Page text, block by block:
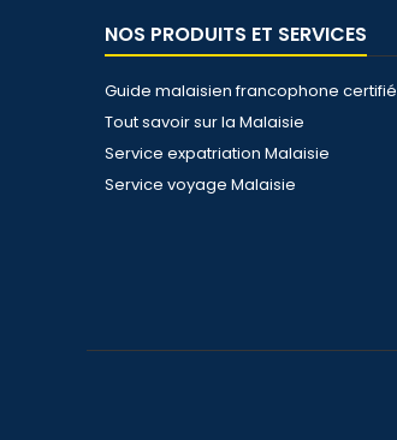
NOS PRODUITS ET SERVICES
Guide malaisien francophone certifié
Tout savoir sur la Malaisie
Service expatriation Malaisie
Service voyage Malaisie